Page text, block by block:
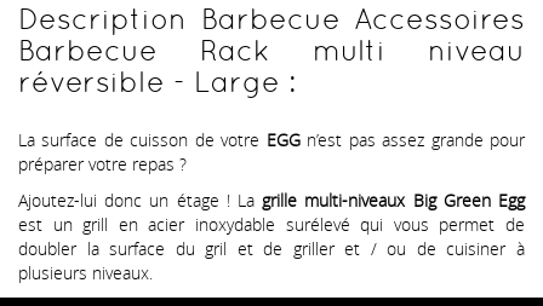
Description Barbecue Accessoires
Barbecue Rack multi niveau
réversible - Large :
La surface de cuisson de votre EGG n’est pas assez grande pour
préparer votre repas ?
Ajoutez-lui donc un étage ! La grille multi-niveaux Big Green Egg
est un grill en acier inoxydable surélevé qui vous permet de
doubler la surface du gril et de griller et / ou de cuisiner à
plusieurs niveaux.